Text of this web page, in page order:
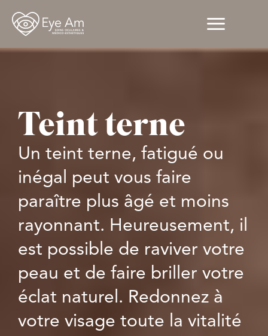
Teint terne
Un teint terne, fatigué ou
inégal peut vous faire
paraître plus âgé et moins
rayonnant. Heureusement, il
est possible de raviver votre
peau et de faire briller votre
éclat naturel. Redonnez à
votre visage toute la vitalité